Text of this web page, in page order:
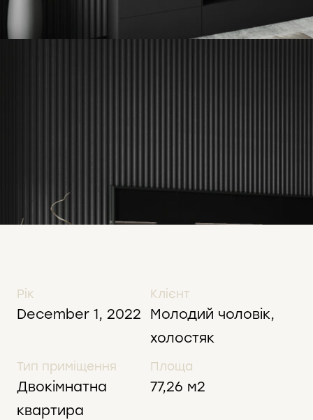
Рік
December 1, 2022
Клієнт
Молодий чоловік,
холостяк
Тип приміщення
Двокімнатна
квартира
Площа
77,26 м2